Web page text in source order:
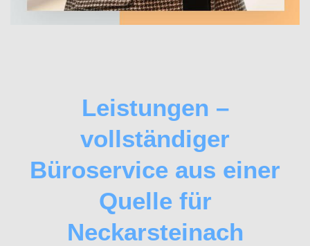
Leistungen –
vollständiger
Büroservice aus einer
Quelle für
Neckarsteinach